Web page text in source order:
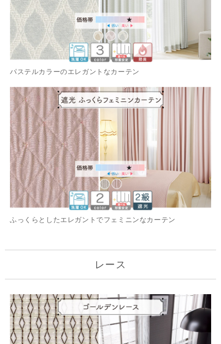
パステルカラーのエレガントなカーテン
ふっくらとしたエレガントでフェミニンなカーテン
レース